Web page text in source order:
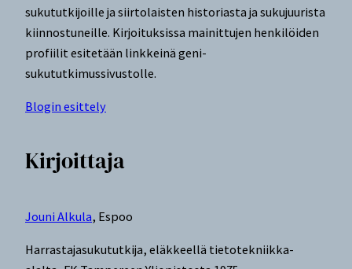
sukututkijoille ja siirtolaisten historiasta ja sukujuurista
kiinnostuneille. Kirjoituksissa mainittujen henkilöiden
profiilit esitetään linkkeinä geni-
sukututkimussivustolle.
Blogin esittely
Kirjoittaja
Jouni Alkula, Espoo
Harrastajasukututkija, eläkkeellä tietotekniikka-